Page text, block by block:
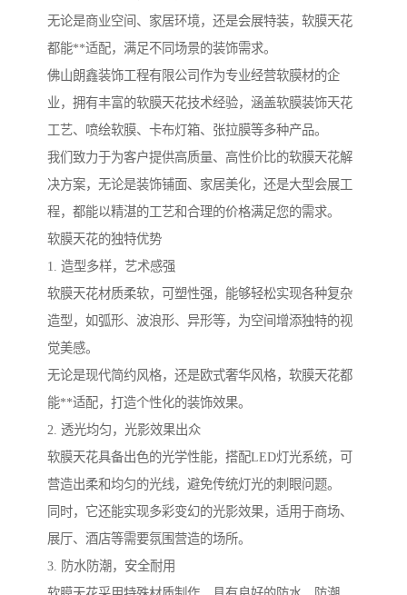
无论是商业空间、家居环境，还是会展特装，软膜天花
都能**适配，满足不同场景的装饰需求。
佛山朗鑫装饰工程有限公司作为专业经营软膜材的企
业，拥有丰富的软膜天花技术经验，涵盖软膜装饰天花
工艺、喷绘软膜、卡布灯箱、张拉膜等多种产品。
我们致力于为客户提供高质量、高性价比的软膜天花解
决方案，无论是装饰铺面、家居美化，还是大型会展工
程，都能以精湛的工艺和合理的价格满足您的需求。
软膜天花的独特优势
1. 造型多样，艺术感强
软膜天花材质柔软，可塑性强，能够轻松实现各种复杂
造型，如弧形、波浪形、异形等，为空间增添独特的视
觉美感。
无论是现代简约风格，还是欧式奢华风格，软膜天花都
能**适配，打造个性化的装饰效果。
2. 透光均匀，光影效果出众
软膜天花具备出色的光学性能，搭配LED灯光系统，可
营造出柔和均匀的光线，避免传统灯光的刺眼问题。
同时，它还能实现多彩变幻的光影效果，适用于商场、
展厅、酒店等需要氛围营造的场所。
3. 防水防潮，安全耐用